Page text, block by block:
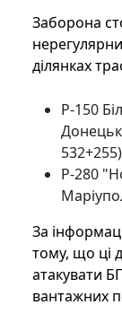
Заборона
ділянках
Р-150
Р-280
За
тому, що ці
атакувати
вантажних